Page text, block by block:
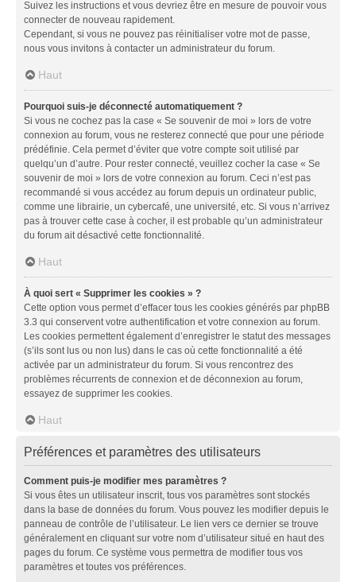
Suivez les instructions et vous devriez être en mesure de pouvoir vous
connecter de nouveau rapidement.
Cependant, si vous ne pouvez pas réinitialiser votre mot de passe,
nous vous invitons à contacter un administrateur du forum.
Haut
Pourquoi suis-je déconnecté automatiquement ?
Si vous ne cochez pas la case « Se souvenir de moi » lors de votre
connexion au forum, vous ne resterez connecté que pour une période
prédéfinie. Cela permet d’éviter que votre compte soit utilisé par
quelqu’un d’autre. Pour rester connecté, veuillez cocher la case « Se
souvenir de moi » lors de votre connexion au forum. Ceci n’est pas
recommandé si vous accédez au forum depuis un ordinateur public,
comme une librairie, un cybercafé, une université, etc. Si vous n’arrivez
pas à trouver cette case à cocher, il est probable qu’un administrateur
du forum ait désactivé cette fonctionnalité.
Haut
À quoi sert « Supprimer les cookies » ?
Cette option vous permet d’effacer tous les cookies générés par phpBB
3.3 qui conservent votre authentification et votre connexion au forum.
Les cookies permettent également d’enregistrer le statut des messages
(s’ils sont lus ou non lus) dans le cas où cette fonctionnalité a été
activée par un administrateur du forum. Si vous rencontrez des
problèmes récurrents de connexion et de déconnexion au forum,
essayez de supprimer les cookies.
Haut
Préférences et paramètres des utilisateurs
Comment puis-je modifier mes paramètres ?
Si vous êtes un utilisateur inscrit, tous vos paramètres sont stockés
dans la base de données du forum. Vous pouvez les modifier depuis le
panneau de contrôle de l’utilisateur. Le lien vers ce dernier se trouve
généralement en cliquant sur votre nom d’utilisateur situé en haut des
pages du forum. Ce système vous permettra de modifier tous vos
paramètres et toutes vos préférences.